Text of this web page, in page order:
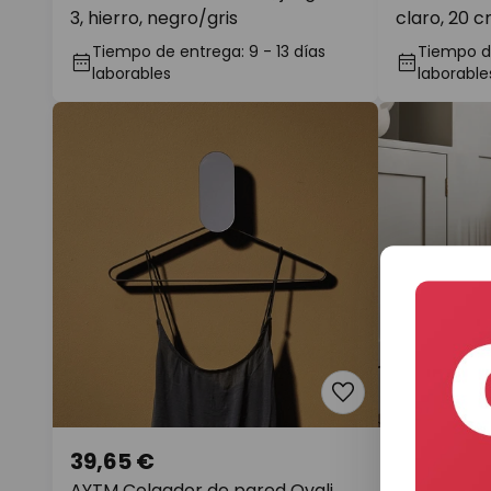
3, hierro, negro/gris
Tiempo de entrega: 9 - 13 días
laborables
claro, 20
Tiempo
39,65 €